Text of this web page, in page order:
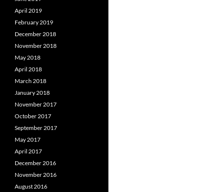
April 2019
February 2019
December 2018
November 2018
May 2018
April 2018
March 2018
January 2018
November 2017
October 2017
September 2017
May 2017
April 2017
December 2016
November 2016
August 2016